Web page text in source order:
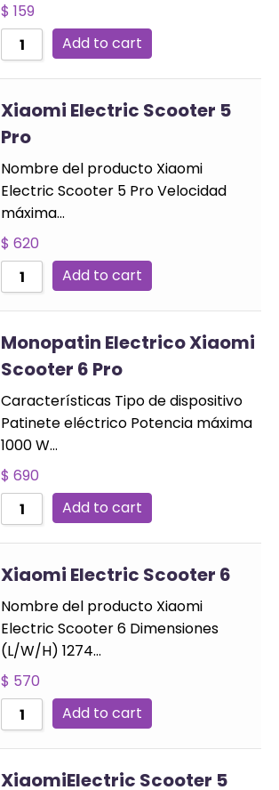
$ 159
Add to cart
Xiaomi Electric Scooter 5
Pro
Nombre del producto Xiaomi
Electric Scooter 5 Pro Velocidad
máxima…
$ 620
Add to cart
Monopatin Electrico Xiaomi
Scooter 6 Pro
Características Tipo de dispositivo
Patinete eléctrico Potencia máxima
1000 W…
$ 690
Add to cart
Xiaomi Electric Scooter 6
Nombre del producto Xiaomi
Electric Scooter 6 Dimensiones
(L/W/H) 1274…
$ 570
Add to cart
XiaomiElectric Scooter 5